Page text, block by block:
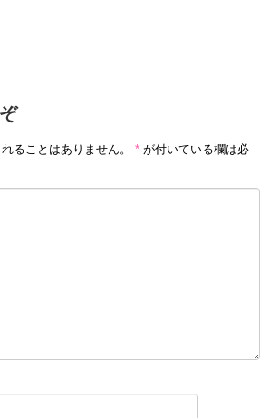
ることはありません。 * が付いている欄は必